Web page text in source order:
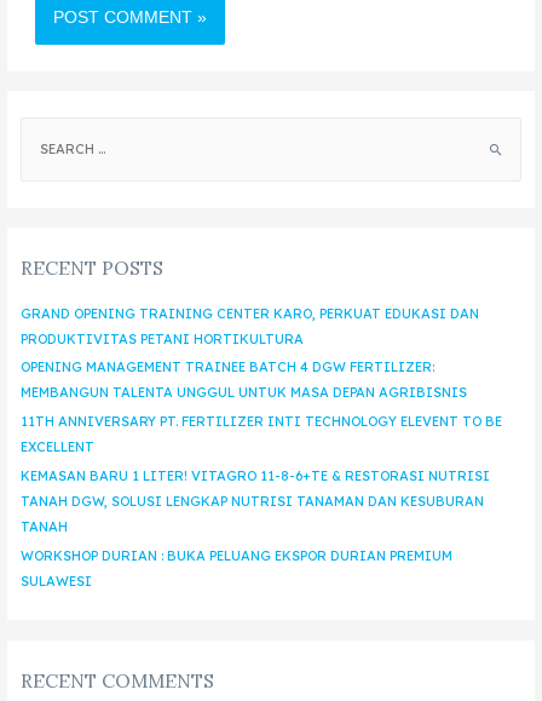
RECENT POSTS
GRAND OPENING TRAINING CENTER KARO, PERKUAT EDUKASI DAN
PRODUKTIVITAS PETANI HORTIKULTURA
OPENING MANAGEMENT TRAINEE BATCH 4 DGW FERTILIZER:
MEMBANGUN TALENTA UNGGUL UNTUK MASA DEPAN AGRIBISNIS
11TH ANNIVERSARY PT. FERTILIZER INTI TECHNOLOGY ELEVENT TO BE
EXCELLENT
KEMASAN BARU 1 LITER! VITAGRO 11-8-6+TE & RESTORASI NUTRISI
TANAH DGW, SOLUSI LENGKAP NUTRISI TANAMAN DAN KESUBURAN
TANAH
WORKSHOP DURIAN : BUKA PELUANG EKSPOR DURIAN PREMIUM
SULAWESI
RECENT COMMENTS